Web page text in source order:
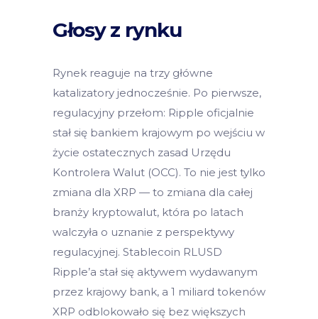
Głosy z rynku
Rynek reaguje na trzy główne
katalizatory jednocześnie. Po pierwsze,
regulacyjny przełom: Ripple oficjalnie
stał się bankiem krajowym po wejściu w
życie ostatecznych zasad Urzędu
Kontrolera Walut (OCC). To nie jest tylko
zmiana dla XRP — to zmiana dla całej
branży kryptowalut, która po latach
walczyła o uznanie z perspektywy
regulacyjnej. Stablecoin RLUSD
Ripple’a stał się aktywem wydawanym
przez krajowy bank, a 1 miliard tokenów
XRP odblokowało się bez większych